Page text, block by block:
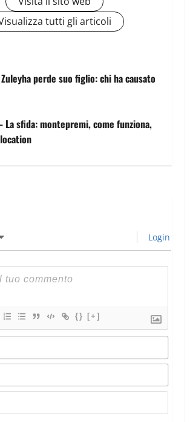
tutti gli articoli
perde suo figlio: chi ha causato
La sfida: montepremi, come funziona,
Login
{} [+]